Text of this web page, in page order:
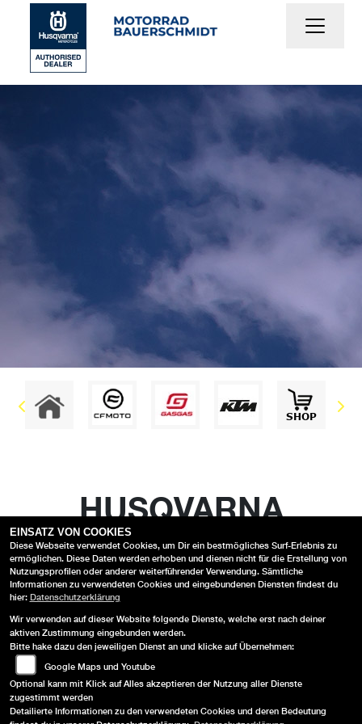
HUSQVARNA
Keine Fahrzeuge vorhanden.
IMPRESSUM
DATENSCHUTZ
EINSATZ VON COOKIES
Diese Webseite verwendet Cookies, um Dir ein bestmögliches Surf-Erlebnis zu
ermöglichen. Diese Daten werden erhoben und dienen nicht für die Erstellung von
Nutzungsprofilen oder anderer weiterführender Verwendung. Sämtliche
Informationen zu verwendeten Cookies und eingebundenen Diensten findest du
hier: Datenschutzerklärung
Wir verwenden auf dieser Website folgende Dienste, welche erst nach deiner
aktiven Zustimmung eingebunden werden.
Bitte hake dazu den jeweiligen Dienst an und klicke auf Übernehmen:
Google Maps und Youtube
Optional kann mit Klick auf Alles akzeptieren der Nutzung aller Dienste
zugestimmt werden
Detailierte Informationen zu den verwendeten Cookies und deren Bedeutung